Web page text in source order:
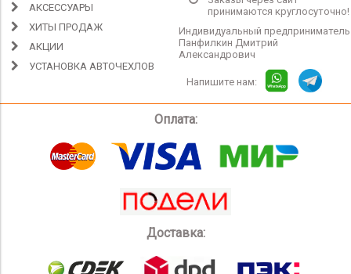
АКСЕССУАРЫ
ХИТЫ ПРОДАЖ
АКЦИИ
УСТАНОВКА АВТОЧЕХЛОВ
принимаются круглосуточно!
Индивидуальный предприниматель
Панфилкин Дмитрий
Александрович
Напишите нам:
Оплата:
Доставка: